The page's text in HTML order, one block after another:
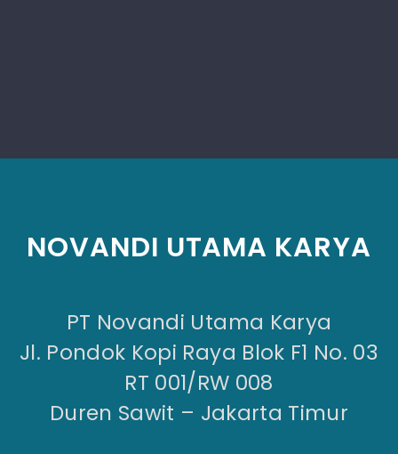
NOVANDI UTAMA KARYA
PT Novandi Utama Karya
Jl. Pondok Kopi Raya Blok F1 No. 03
RT 001/RW 008
Duren Sawit – Jakarta Timur